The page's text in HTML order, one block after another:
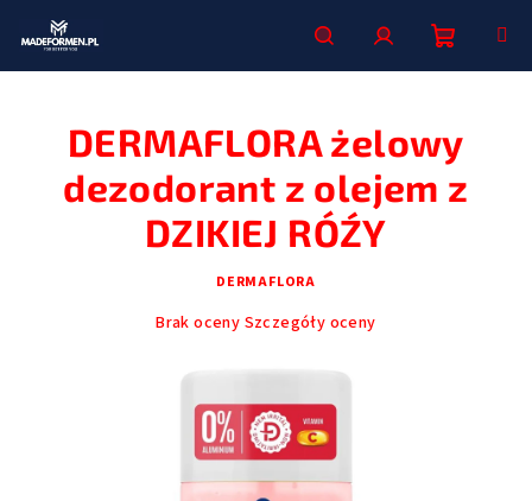
SzukajZaloguj
się
Koszyk
DERMAFLORA żelowy
dezodorant z olejem z
DZIKIEJ RÓŹY
DERMAFLORA
Średnia
produktu
gwiazdek.
Brak oceny Szczegóły oceny